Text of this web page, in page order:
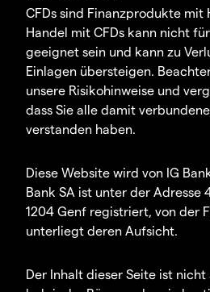
CFDs sind Finanzprodukte mit
Handel mit CFDs kann nicht
geeignet sein und kann zu
Einlagen übersteigen.
unsere Risikohinweise und
dass Sie alle damit
verstanden haben.
Diese Website wird von IG
Bank SA ist unter der Adresse
1204 Genf registriert, von der
unterliegt deren Aufsicht.
Der Inhalt dieser Seite ist nicht